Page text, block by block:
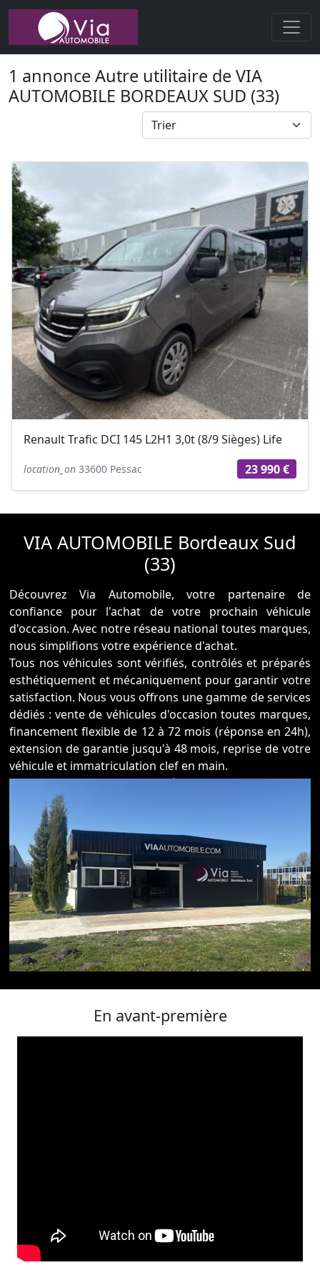
1 annonce Autre utilitaire de VIA
AUTOMOBILE BORDEAUX SUD (33)
Renault Trafic DCI 145 L2H1 3,0t (8/9 Sièges) Life
location_on 33600 Pessac 23 990 €
VIA AUTOMOBILE Bordeaux Sud
(33)
Découvrez Via Automobile, votre partenaire de
confiance pour l'achat de votre prochain véhicule
d'occasion. Avec notre réseau national toutes marques,
nous simplifions votre expérience d'achat.
Tous nos véhicules sont vérifiés, contrôlés et préparés
esthétiquement et mécaniquement pour garantir votre
satisfaction. Nous vous offrons une gamme de services
dédiés : vente de véhicules d'occasion toutes marques,
financement flexible de 12 à 72 mois (réponse en 24h),
extension de garantie jusqu'à 48 mois, reprise de votre
véhicule et immatriculation clef en main.
Profitez d'un processus de réservation et de livraison
100% à distance, depuis le confort de votre domicile.
Gagnez du temps et bénéficiez d'une expérience fluide
et pratique.
Visitez nos véhicules sur rendez-vous pour une
approche personnalisée. Contactez-nous dès
maintenant pour reprendre votre véhicule actuel.
Envoyez les photos et les informations à
bordeaux@viaautomobile.com. Notre équipe vous fera
une proposition compétitive.
Via Automobile est là pour vous aider à concrétiser
votre projet automobile en toute confiance. Venez
nous rencontrer ou contactez-nous dès aujourd'hui
En avant-première